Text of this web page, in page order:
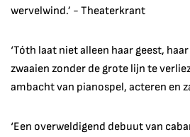
wervelwind.’ - Theaterkrant
‘Tóth laat niet alleen haar geest,
zwaaien zonder de grote lijn te
ambacht van pianospel, acteren en
‘Een overweldigend debuut van